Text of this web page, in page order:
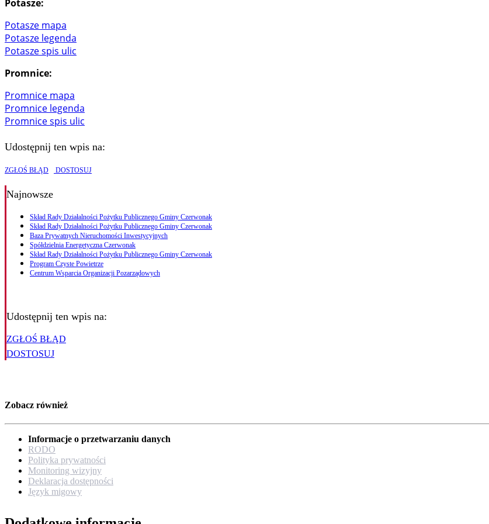
Potasze:
Potasze mapa
Potasze legenda
Potasze spis ulic
Promnice:
Promnice mapa
Promnice legenda
Promnice spis ulic
Udostępnij ten wpis na:
ZGŁOŚ BŁĄD DOSTOSUJ
Najnowsze
Skład Rady Działalności Pożytku Publicznego Gminy Czerwonak
Skład Rady Działalności Pożytku Publicznego Gminy Czerwonak
Baza Prywatnych Nieruchomości Inwestycyjnych
Spółdzielnia Energetyczna Czerwonak
Skład Rady Działalności Pożytku Publicznego Gminy Czerwonak
Program Czyste Powietrze
Centrum Wsparcia Organizacji Pozarządowych
Udostępnij ten wpis na:
ZGŁOŚ BŁĄD
DOSTOSUJ
Zobacz również
Informacje o przetwarzaniu danych
RODO
Polityka prywatności
Monitoring wizyjny
Deklaracja dostępności
Język migowy